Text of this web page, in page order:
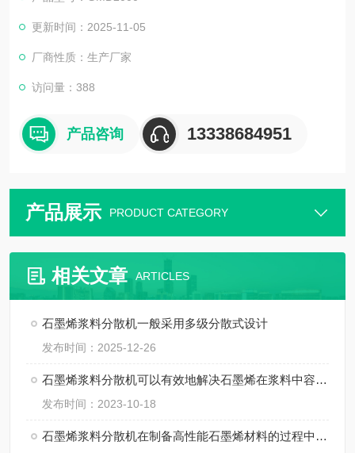
高、分散均匀、适配连续生产的特点，助力石墨烯材料规模化应
用。更新时间：2025-11-05
厂商性质：生产厂家
访问量：388
产品咨询 13338684951
产品展示 PRODUCT CATEGORY
相关文章 ARTICLES
石墨烯浆料分散机一般采用多级分散式设计
发布时间：2025-12-26
石墨烯浆料分散机可以有效地解决石墨烯在浆料中容易团聚的问题
发布时间：2023-10-18
石墨烯浆料分散机在制备高性能石墨烯材料的过程中起着至关重要的作用